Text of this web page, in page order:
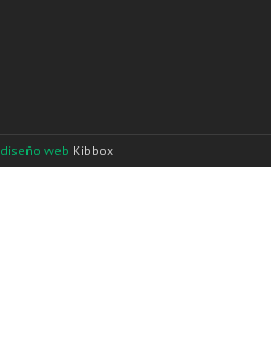
diseño web Kibbox